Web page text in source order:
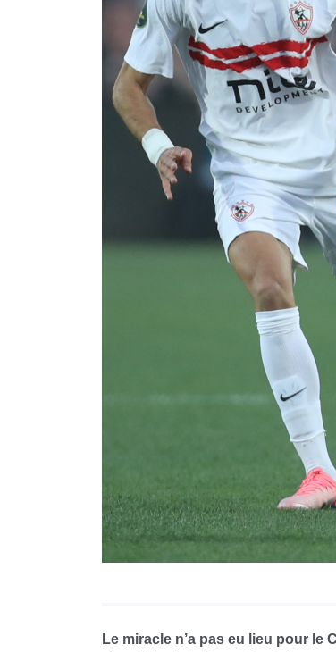
Le miracle n’a pas eu lieu pour le